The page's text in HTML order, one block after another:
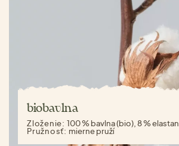
biobavlna
Zloženie: 100 % bavlna (bio), 8 % elastan
Pružnosť: mierne pruží